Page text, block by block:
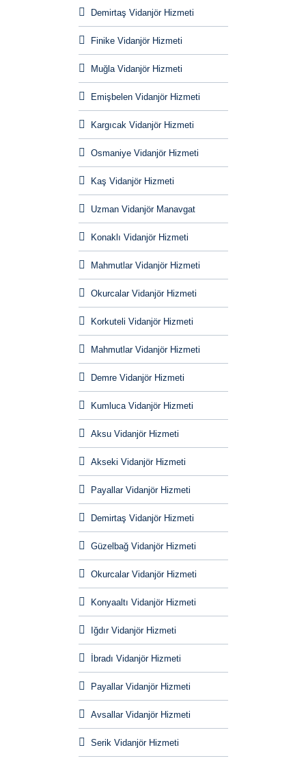
Demirtaş Vidanjör Hizmeti
Finike Vidanjör Hizmeti
Muğla Vidanjör Hizmeti
Emişbelen Vidanjör Hizmeti
Kargıcak Vidanjör Hizmeti
Osmaniye Vidanjör Hizmeti
Kaş Vidanjör Hizmeti
Uzman Vidanjör Manavgat
Konaklı Vidanjör Hizmeti
Mahmutlar Vidanjör Hizmeti
Okurcalar Vidanjör Hizmeti
Korkuteli Vidanjör Hizmeti
Mahmutlar Vidanjör Hizmeti
Demre Vidanjör Hizmeti
Kumluca Vidanjör Hizmeti
Aksu Vidanjör Hizmeti
Akseki Vidanjör Hizmeti
Payallar Vidanjör Hizmeti
Demirtaş Vidanjör Hizmeti
Güzelbağ Vidanjör Hizmeti
Okurcalar Vidanjör Hizmeti
Konyaaltı Vidanjör Hizmeti
Iğdır Vidanjör Hizmeti
İbradı Vidanjör Hizmeti
Payallar Vidanjör Hizmeti
Avsallar Vidanjör Hizmeti
Serik Vidanjör Hizmeti